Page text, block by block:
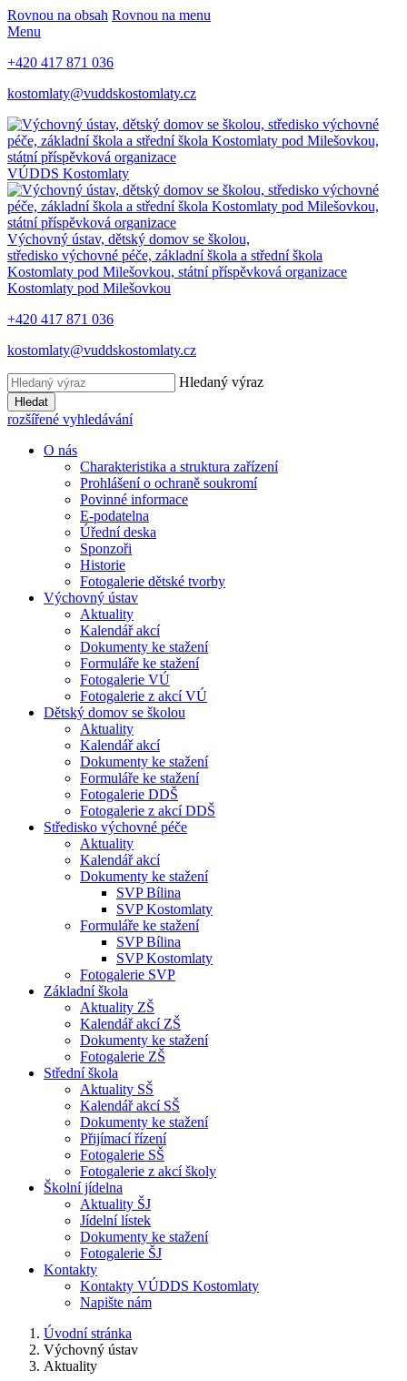
Rovnou na obsah Rovnou na menu
Menu
+420 417 871 036
kostomlaty@vuddskostomlaty.cz
VÚDDS Kostomlaty
Výchovný ústav, dětský domov se školou,
středisko výchovné péče, základní škola a střední škola
Kostomlaty pod Milešovkou, státní příspěvková organizace
Kostomlaty pod Milešovkou
+420 417 871 036
kostomlaty@vuddskostomlaty.cz
Hledaný výraz
Hledat
rozšířené vyhledávání
O nás
Charakteristika a struktura zařízení
Prohlášení o ochraně soukromí
Povinné informace
E-podatelna
Úřední deska
Sponzoři
Historie
Fotogalerie dětské tvorby
Výchovný ústav
Aktuality
Kalendář akcí
Dokumenty ke stažení
Formuláře ke stažení
Fotogalerie VÚ
Fotogalerie z akcí VÚ
Dětský domov se školou
Aktuality
Kalendář akcí
Dokumenty ke stažení
Formuláře ke stažení
Fotogalerie DDŠ
Fotogalerie z akcí DDŠ
Středisko výchovné péče
Aktuality
Kalendář akcí
Dokumenty ke stažení
SVP Bílina
SVP Kostomlaty
Formuláře ke stažení
SVP Bílina
SVP Kostomlaty
Fotogalerie SVP
Základní škola
Aktuality ZŠ
Kalendář akcí ZŠ
Dokumenty ke stažení
Fotogalerie ZŠ
Střední škola
Aktuality SŠ
Kalendář akcí SŠ
Dokumenty ke stažení
Přijímací řízení
Fotogalerie SŠ
Fotogalerie z akcí školy
Školní jídelna
Aktuality ŠJ
Jídelní lístek
Dokumenty ke stažení
Fotogalerie ŠJ
Kontakty
Kontakty VÚDDS Kostomlaty
Napište nám
Úvodní stránka
Výchovný ústav
Aktuality